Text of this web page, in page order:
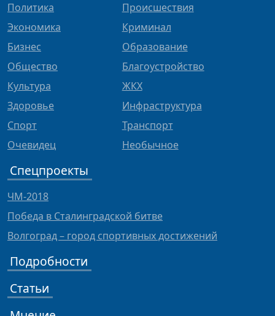
Политика
Экономика
Бизнес
Общество
Культура
Здоровье
Спорт
Очевидец
Происшествия
Криминал
Образование
Благоустройство
ЖКХ
Инфраструктура
Транспорт
Необычное
Спецпроекты
ЧМ-2018
Победа в Сталинградской битве
Волгоград – город спортивных достижений
Подробности
Статьи